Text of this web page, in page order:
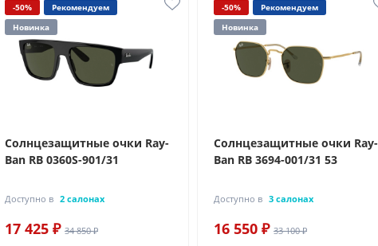
-50%
Рекомендуем
Новинка
Солнцезащитные очки Ray-
Ban RB 0360S-901/31
Доступно в 2 салонах
17 425 ₽ 34 850 ₽
-50%
Рекомендуем
Новинка
Солнцезащитные очки Ray-
Ban RB 3694-001/31 53
Доступно в 3 салонах
16 550 ₽ 33 100 ₽